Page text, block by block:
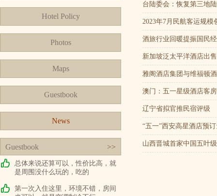
Hotel Policy
Photos
Maps
Guestbook
News
Guestbook >>
总体来说还算可以，性价比高，就
是周围没什么玩的，吃的
第一次入住这里，环境不错，房间
台陆委会：恢复第三地
2023年7月民航客运规模
酒旅行业回暖提振国民
新加坡泛太平洋酒店出
雅阁酒店集团与维福顿
澳门：五一星级酒店客
辽宁省拟官推民宿评级
“五一”西安高星酒店预
山西晋城首家中国五叶